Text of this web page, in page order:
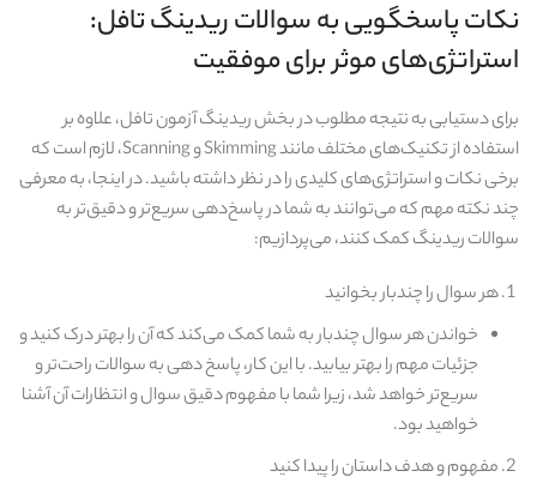
نکات پاسخگویی به سوالات ریدینگ تافل:
استراتژی‌های موثر برای موفقیت
برای دستیابی به نتیجه مطلوب در بخش ریدینگ آزمون تافل، علاوه بر
استفاده از تکنیک‌های مختلف مانند Skimming و Scanning، لازم است که
برخی نکات و استراتژی‌های کلیدی را در نظر داشته باشید. در اینجا، به معرفی
چند نکته مهم که می‌توانند به شما در پاسخ‌دهی سریع‌تر و دقیق‌تر به
سوالات ریدینگ کمک کنند، می‌پردازیم:
هر سوال را چندبار بخوانید
خواندن هر سوال چندبار به شما کمک می‌کند که آن را بهتر درک کنید و
جزئیات مهم را بهتر بیابید. با این کار، پاسخ‌ دهی به سوالات راحت‌تر و
سریع‌تر خواهد شد، زیرا شما با مفهوم دقیق سوال و انتظارات آن آشنا
خواهید بود.
مفهوم و هدف داستان را پیدا کنید